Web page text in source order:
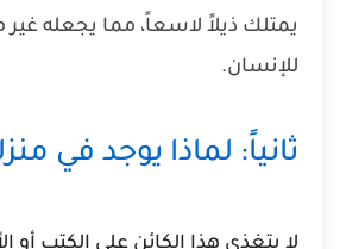
يمتلك ذيلاً لاسعاً، مما يجعله غير
للإنسان.
ثانياً: لماذا يوجد في
لا يتغذى هذا الكائن على الكتب أو